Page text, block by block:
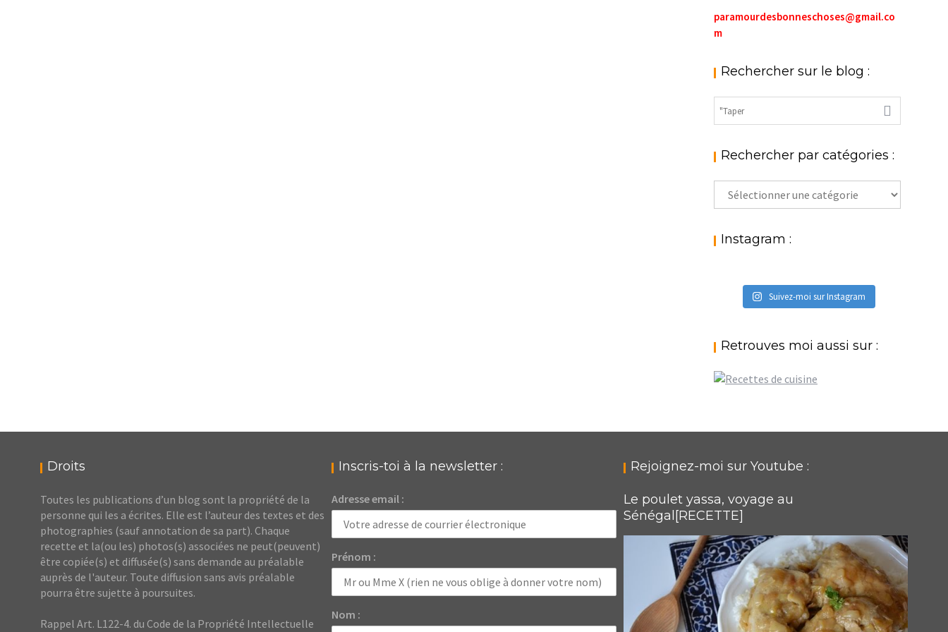
paramourdesbonneschoses@gmail.co
m
Rechercher sur le blog :
Rechercher par catégories :
Rechercher
par
: Instagram :
Suivez-moi sur Instagram
Retrouves moi aussi sur :
Droits
Toutes les publications d’un blog sont la propriété de la
personne qui les a écrites. Elle est l’auteur des textes et des
photographies (sauf annotation de sa part). Chaque
recette et la(ou les) photos(s) associées ne peut(peuvent)
être copiée(s) et diffusée(s) sans demande au préalable
auprès de l'auteur. Toute diffusion sans avis préalable
pourra être sujette à poursuites.
Rappel Art. L122-4. du Code de la Propriété Intellectuelle
Inscris-toi à la newsletter :
Adresse email :
Prénom :
Nom :
Rejoignez-moi sur Youtube :
Le poulet yassa, voyage au
Sénégal[RECETTE]